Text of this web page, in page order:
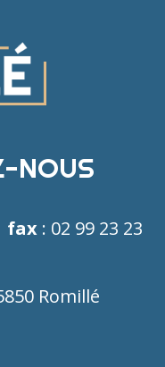
NOUS
fax : 02 99 23 23
Romillé